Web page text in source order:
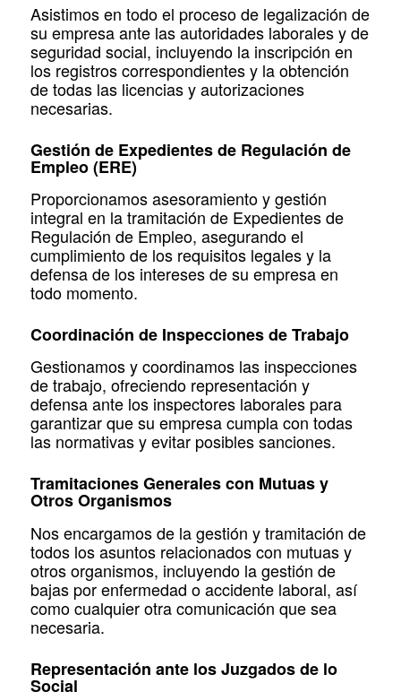
Asistimos en todo el proceso de legalización de
su empresa ante las autoridades laborales y de
seguridad social, incluyendo la inscripción en
los registros correspondientes y la obtención
de todas las licencias y autorizaciones
necesarias.
Gestión de Expedientes de Regulación de
Empleo (ERE)
Proporcionamos asesoramiento y gestión
integral en la tramitación de Expedientes de
Regulación de Empleo, asegurando el
cumplimiento de los requisitos legales y la
defensa de los intereses de su empresa en
todo momento.
Coordinación de Inspecciones de Trabajo
Gestionamos y coordinamos las inspecciones
de trabajo, ofreciendo representación y
defensa ante los inspectores laborales para
garantizar que su empresa cumpla con todas
las normativas y evitar posibles sanciones.
Tramitaciones Generales con Mutuas y
Otros Organismos
Nos encargamos de la gestión y tramitación de
todos los asuntos relacionados con mutuas y
otros organismos, incluyendo la gestión de
bajas por enfermedad o accidente laboral, así
como cualquier otra comunicación que sea
necesaria.
Representación ante los Juzgados de lo
Social